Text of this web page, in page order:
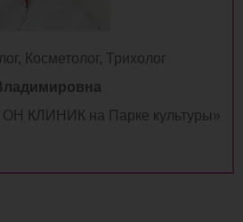
Косметолог, Трихолог
ОН КЛИНИК на Парке культуры»